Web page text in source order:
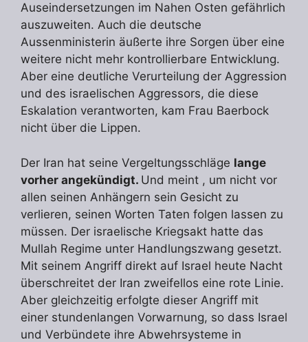
Auseindersetzungen im Nahen Osten gefährlich
auszuweiten. Auch die deutsche
Aussenministerin äußerte ihre Sorgen über eine
weitere nicht mehr kontrollierbare Entwicklung.
Aber eine deutliche Verurteilung der Aggression
und des israelischen Aggressors, die diese
Eskalation verantworten, kam Frau Baerbock
nicht über die Lippen.
Der Iran hat seine Vergeltungsschläge lange
vorher angekündigt. Und meint , um nicht vor
allen seinen Anhängern sein Gesicht zu
verlieren, seinen Worten Taten folgen lassen zu
müssen. Der israelische Kriegsakt hatte das
Mullah Regime unter Handlungszwang gesetzt.
Mit seinem Angriff direkt auf Israel heute Nacht
überschreitet der Iran zweifellos eine rote Linie.
Aber gleichzeitig erfolgte dieser Angriff mit
einer stundenlangen Vorwarnung, so dass Israel
und Verbündete ihre Abwehrsysteme in